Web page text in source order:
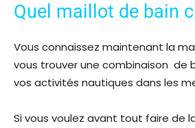
Quel maillot de bain
Vous connaissez maintenant la
vous trouver une combinaison de
vos activités nautiques dans les
Si vous voulez avant tout faire de